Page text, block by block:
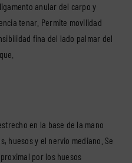
anular del carpo y
tenar. Permite movilidad
fina del lado palmar del
en la base de la mano
huesos y el nervio mediano. Se
por los huesos